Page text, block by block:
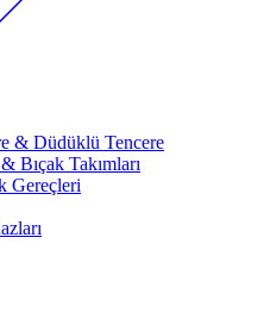
& Düdüklü Tencere
Bıçak Takımları
Gereçleri